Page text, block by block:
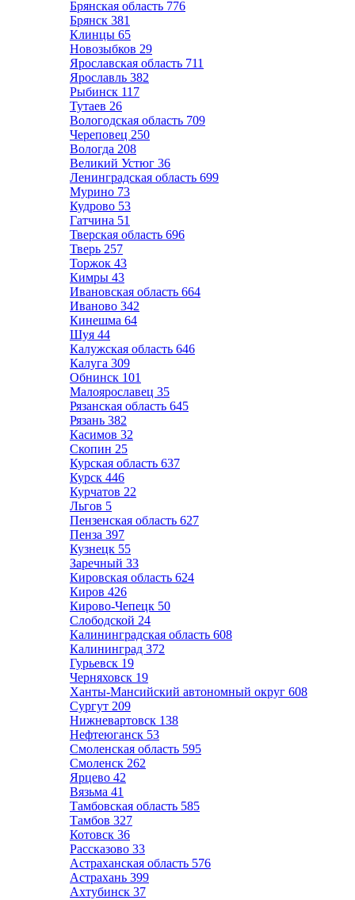
Брянская область 776
Брянск 381
Клинцы 65
Новозыбков 29
Ярославская область 711
Ярославль 382
Рыбинск 117
Тутаев 26
Вологодская область 709
Череповец 250
Вологда 208
Великий Устюг 36
Ленинградская область 699
Мурино 73
Кудрово 53
Гатчина 51
Тверская область 696
Тверь 257
Торжок 43
Кимры 43
Ивановская область 664
Иваново 342
Кинешма 64
Шуя 44
Калужская область 646
Калуга 309
Обнинск 101
Малоярославец 35
Рязанская область 645
Рязань 382
Касимов 32
Скопин 25
Курская область 637
Курск 446
Курчатов 22
Льгов 5
Пензенская область 627
Пенза 397
Кузнецк 55
Заречный 33
Кировская область 624
Киров 426
Кирово-Чепецк 50
Слободской 24
Калининградская область 608
Калининград 372
Гурьевск 19
Черняховск 19
Ханты-Мансийский автономный округ 608
Сургут 209
Нижневартовск 138
Нефтеюганск 53
Смоленская область 595
Смоленск 262
Ярцево 42
Вязьма 41
Тамбовская область 585
Тамбов 327
Котовск 36
Рассказово 33
Астраханская область 576
Астрахань 399
Ахтубинск 37